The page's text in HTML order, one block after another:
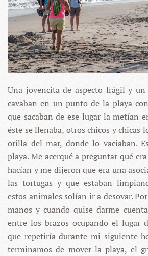
Una jovencita de aspecto frágil y
cavaban en un punto de la playa
que sacaban de ese lugar la metían
éste se llenaba, otros chicos y chicas
orilla del mar, donde lo vaciaban.
playa. Me acerqué a preguntar qué
hacían y me dijeron que era una
las tortugas y que estaban
estos animales solían ir a desovar.
manos y cuando quise darme
entre los brazos ocupando el lugar
que repetiría durante mi siguiente
terminamos de mover la playa, el